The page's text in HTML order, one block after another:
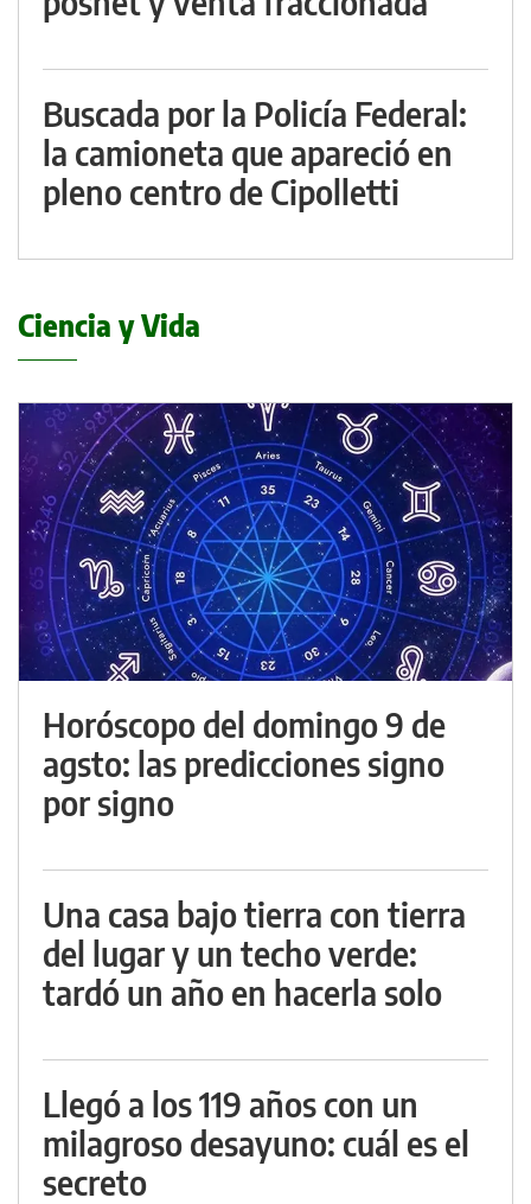
Buscada por la Policía Federal:
la camioneta que apareció en
pleno centro de Cipolletti
Ciencia y Vida
Horóscopo del domingo 9 de
agsto: las predicciones signo
por signo
Una casa bajo tierra con tierra
del lugar y un techo verde:
tardó un año en hacerla solo
Llegó a los 119 años con un
milagroso desayuno: cuál es el
secreto